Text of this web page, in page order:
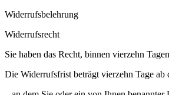
Widerrufsbelehrung
Widerrufsrecht
Sie haben das Recht, binnen vierzehn
Die Widerrufsfrist beträgt vierzehn Tage ab